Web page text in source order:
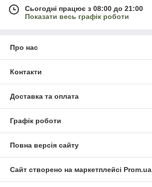
Сьогодні працює з 08:00 до 21:00
Показати весь графік роботи
Про нас
Контакти
Доставка та оплата
Графік роботи
Повна версія сайту
Сайт створено на маркетплейсі Prom.ua